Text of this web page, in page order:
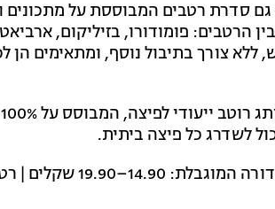
סדרת רטבים המבוססת על מתכונים
הרטבים: פומודורו, בזיליקום,
ללא צורך בתיבול נוסף, ומתאימים הן
לשדרג כל פיצה ביתית.
| רטבי ברילה: 12.40–14.40 שקלים.